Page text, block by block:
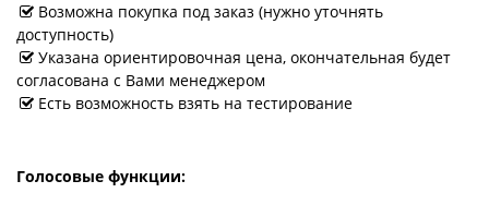
Возможна покупка под заказ (нужно уточнять
доступность)
Указана ориентировочная цена, окончательная будет
согласована с Вами менеджером
Есть возможность взять на тестирование
Голосовые функции: